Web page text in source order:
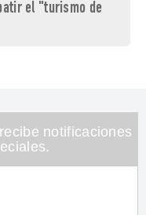
el "turismo de
notificaciones